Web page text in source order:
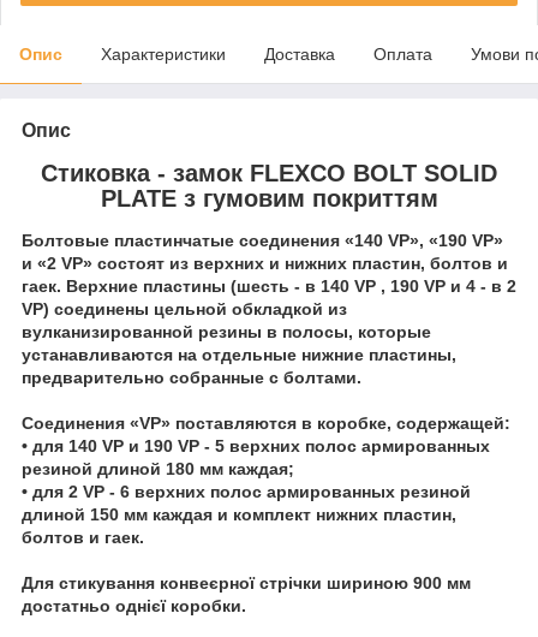
Опис Характеристики Доставка Оплата Умови
Опис
Стиковка - замок FLEXCO BOLT SOLID
PLATE з гумовим покриттям
Болтовые пластинчатые соединения «140 VP», «190 VP»
и «2 VP» состоят из верхних и нижних пластин, болтов и
гаек. Верхние пластины (шесть - в 140 VP , 190 VP и 4 - в 2
VP) соединены цельной обкладкой из
вулканизированной резины в полосы, которые
устанавливаются на отдельные нижние пластины,
предварительно собранные с болтами.
Соединения «VP» поставляются в коробке, содержащей:
• для 140 VP и 190 VP - 5 верхних полос армированных
резиной длиной 180 мм каждая;
• для 2 VP - 6 верхних полос армированных резиной
длиной 150 мм каждая и комплект нижних пластин,
болтов и гаек.
Для стикування конвеєрної стрічки шириною 900 мм
достатньо однієї коробки.